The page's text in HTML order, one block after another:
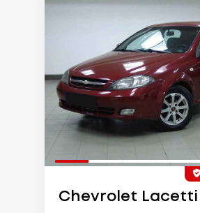
Chevrolet Lacetti